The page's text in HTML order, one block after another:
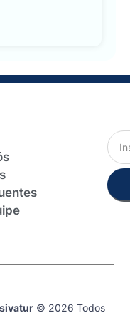
© 2026 Todos